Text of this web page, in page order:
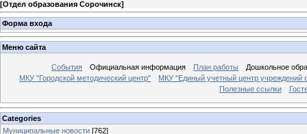
[Отдел образования Сорочинск]
Форма входа
Меню сайта
События Официальная информация План работы
Дошкольное
МКУ "Городской методический центр"
МКУ "Единый учетный центр учреждений
Полезные ссылки
Categories
Муниципальные новости [762]